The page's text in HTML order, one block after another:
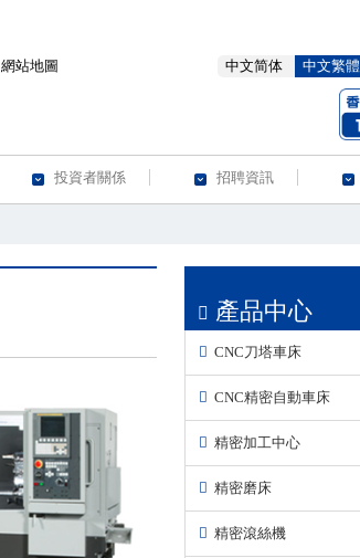
網站地圖 中文繁體
中文简体
投資者關係 招聘資訊
產品中心
CNC刀塔車床
CNC精密自動車床
精密加工中心
精密磨床
精密滾絲機